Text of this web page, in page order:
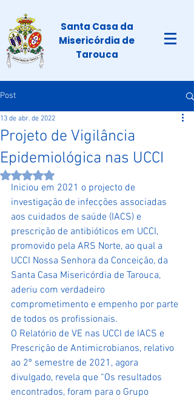
Santa Casa da
Misericórdia de
Tarouca
Post
Projeto de Vigilância
Epidemiológica nas UCCI
13 de abr. de 2022
Avaliado com NaN de 5 estrelas.
Iniciou em 2021 o projecto de
investigação de infecções associadas
aos cuidados de saúde (IACS) e
prescrição de antibióticos em UCCI,
promovido pela ARS Norte, ao qual a
UCCI Nossa Senhora da Conceição, da
Santa Casa Misericórdia de Tarouca,
aderiu com verdadeiro
comprometimento e empenho por parte
de todos os profissionais.
O Relatório de VE nas UCCI de IACS e
Prescrição de Antimicrobianos, relativo
ao 2º semestre de 2021, agora
divulgado, revela que “Os resultados
encontrados, foram para o Grupo